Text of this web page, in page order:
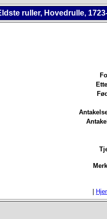
ruller, Hovedrulle,